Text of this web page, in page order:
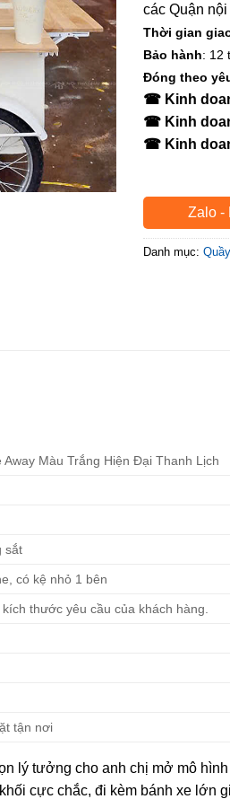
các Quận
Thời gian
Bảo hành: 12
Đóng theo
☎ Kinh
☎ Kinh
☎ Kinh
Zalo -
Danh mục:
Away Màu Trắng Hiện Đại Thanh Lịch
sắt
có kệ nhỏ 1 bên
thước yêu cầu của khách hàng.
tận nơi
lý tưởng cho anh chị mở mô
cực chắc, đi kèm bánh xe lớn